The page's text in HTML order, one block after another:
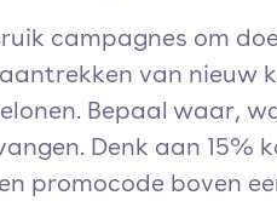
campagnes om
van nieuw
Bepaal waar,
Denk aan 15%
promocode boven